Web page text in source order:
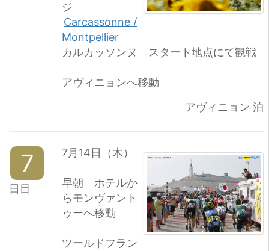
ジ
Carcassonne /
Montpellier
カルカッソンヌ スタート地点にて観戦
アヴィニョンへ移動
アヴィニョン 泊
7
日目
7月14日（木）
早朝 ホテルか
らモンヴァント
ゥーへ移動
ツールドフラン